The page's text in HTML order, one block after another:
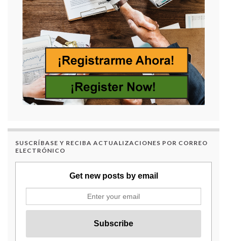
SUSCRÍBASE Y RECIBA ACTUALIZACIONES POR CORREO
ELECTRÓNICO
Get new posts by email